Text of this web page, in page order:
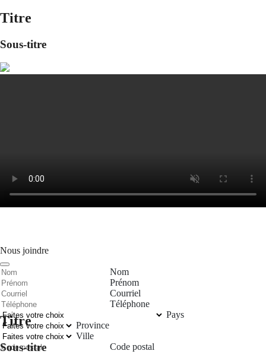
Titre
Sous-titre
Titre
Sous-titre
Nous joindre
Nom
Prénom
Courriel
Téléphone
Pays
Province
Ville
Code postal